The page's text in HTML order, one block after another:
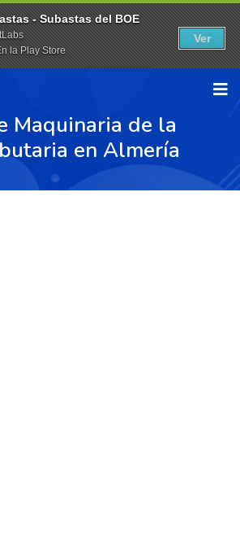
Maquinaria de la
en Almería
- Subastas del BOE
la Play Store
Ver